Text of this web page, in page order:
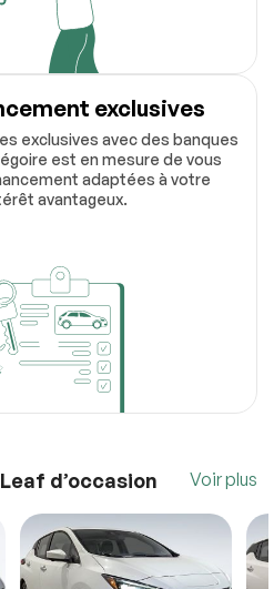
exclusives
exclusives avec des banques
est en mesure de vous
adaptées à votre
avantageux.
d’occasion Voir plus